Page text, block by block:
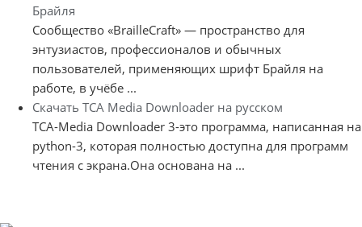
Брайля
Сообщество «BrailleCraft» — пространство для
энтузиастов, профессионалов и обычных
пользователей, применяющих шрифт Брайля на
работе, в учёбе ...
Скачать TCA Media Downloader на русском
TCA-Media Downloader 3-это программа, написанная на
python-3, которая полностью доступна для программ
чтения с экрана.Она основана на ...